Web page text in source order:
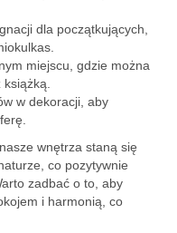
dla początkujących,
miejscu, gdzie można
w dekoracji, aby
wnętrza staną się
co pozytywnie
zadbać o to, aby
i harmonią, co